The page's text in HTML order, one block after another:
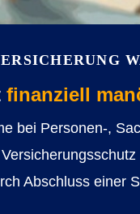
finanziell
bei Personen-,
Abschluss einer